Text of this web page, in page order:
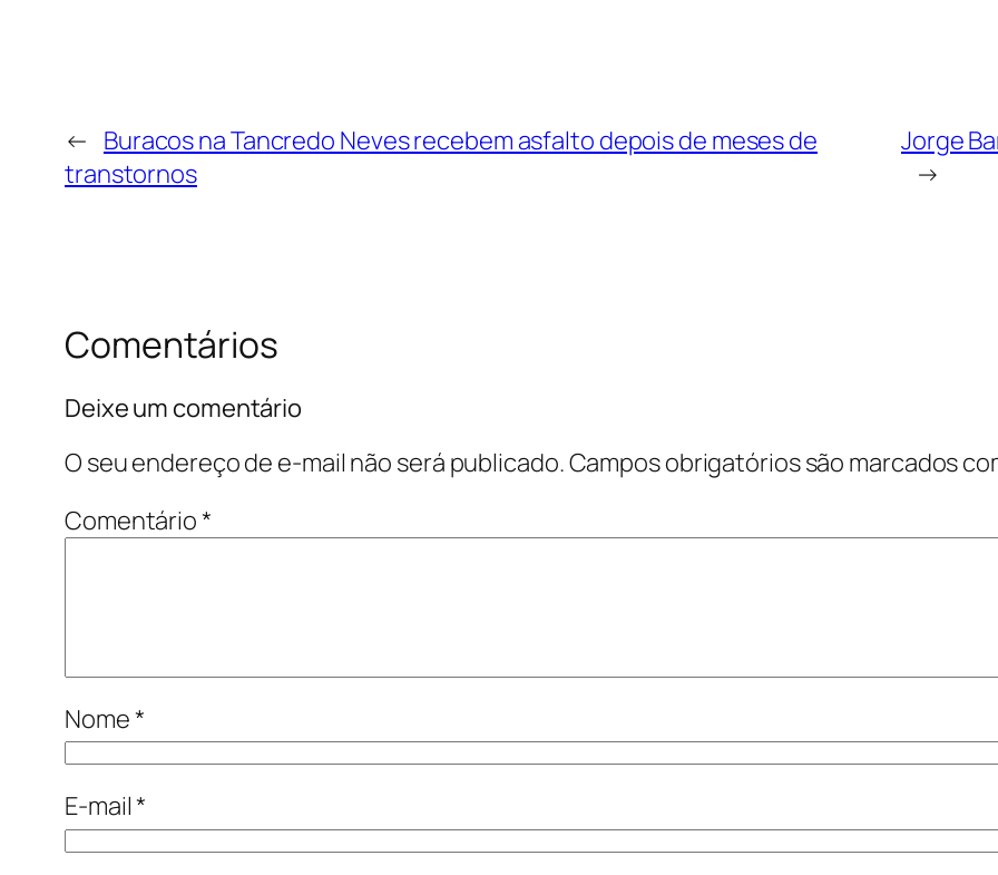
← Buracos na Tancredo Neves recebem asfalto depois de meses de
transtornos
Jorge
→
Comentários
Deixe um comentário
O seu endereço de e-mail não será publicado.Campos obrigatórios são marcados
Comentário*
Nome*
E-mail*